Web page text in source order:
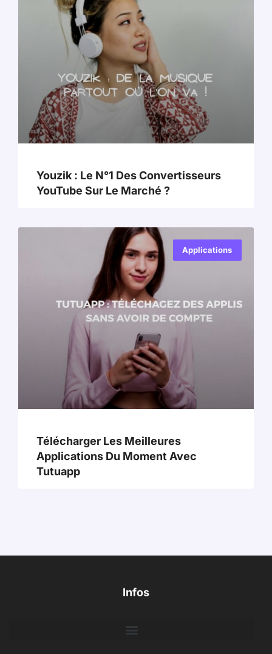
Youzik : Le N°1 Des Convertisseurs
YouTube Sur Le Marché ?
Applications
Télécharger Les Meilleures
Applications Du Moment Avec
Tutuapp
Infos